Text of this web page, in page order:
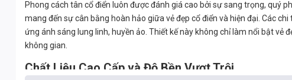
Phong cách tân cổ điển luôn được đánh giá cao bởi sự sang trọng, quý
mang đến sự cân bằng hoàn hảo giữa vẻ đẹp cổ điển và hiện đại. Các
ứng ánh sáng lung linh, huyền ảo. Thiết kế này không chỉ làm nổi bật vẻ
không gian.
Chất Liệu Cao Cấp và Độ Bền Vượt Trội